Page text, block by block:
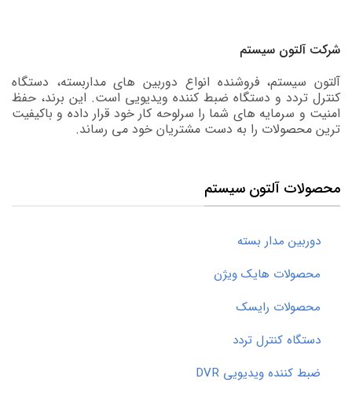
شرکت آلتون سیستم
آلتون سیستم، فروشنده انواع دوربین های مداربسته، دستگاه
کنترل تردد و دستگاه ضبط کننده ویدیویی است. این برند، حفظ
امنیت و سرمایه های شما را سرلوحه کار خود قرار داده و باکیفیت
ترین محصولات را به دست مشتریان خود می رساند.
محصولات آلتون سیستم
دوربین مدار بسته
محصولات هایک ویژن
محصولات رایسک
دستگاه کنترل تردد
ضبط کننده ویدیویی DVR